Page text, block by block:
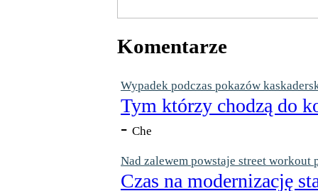
Komentarze
Wypadek podczas pokazów
Tym którzy chodzą do
- Che
Nad zalewem powstaje street workout
Czas na modernizację